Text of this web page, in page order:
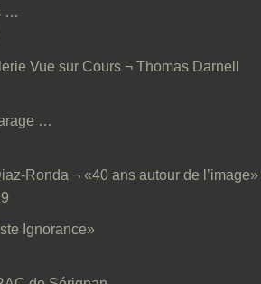
…
Vue sur Cours ¬ Thomas Darnell
…
Ronda ¬ «40 ans autour de l’image»
Ignorance»